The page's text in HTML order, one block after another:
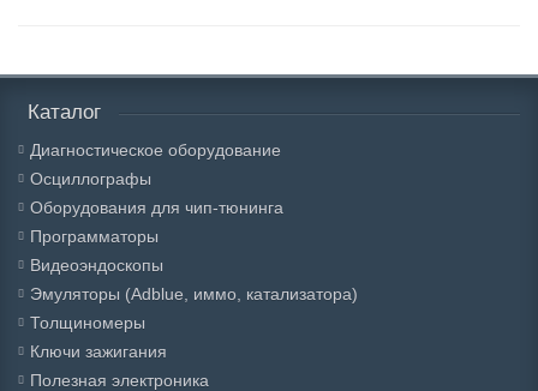
Каталог
Диагностическое оборудование
Осциллографы
Оборудования для чип-тюнинга
Программаторы
Видеоэндоскопы
Эмуляторы (Adblue, иммо, катализатора)
Толщиномеры
Ключи зажигания
Полезная электроника